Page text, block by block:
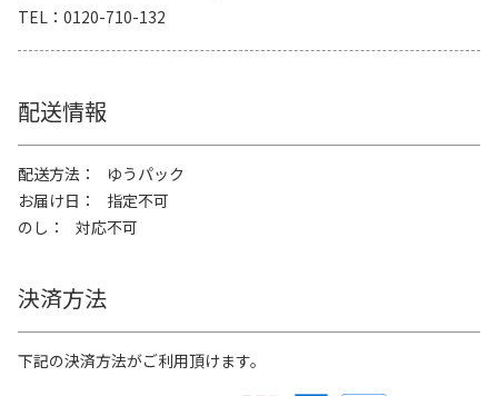
TEL
0120-710-132
配送情報
配送方法
ゆうパック
お届け日
指定不可
のし
対応不可
決済方法
下記の決済方法がご利用頂けます。